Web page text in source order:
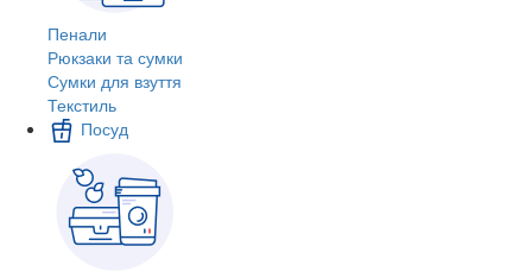
Пенали
Рюкзаки та сумки
Сумки для взуття
Текстиль
Посуд